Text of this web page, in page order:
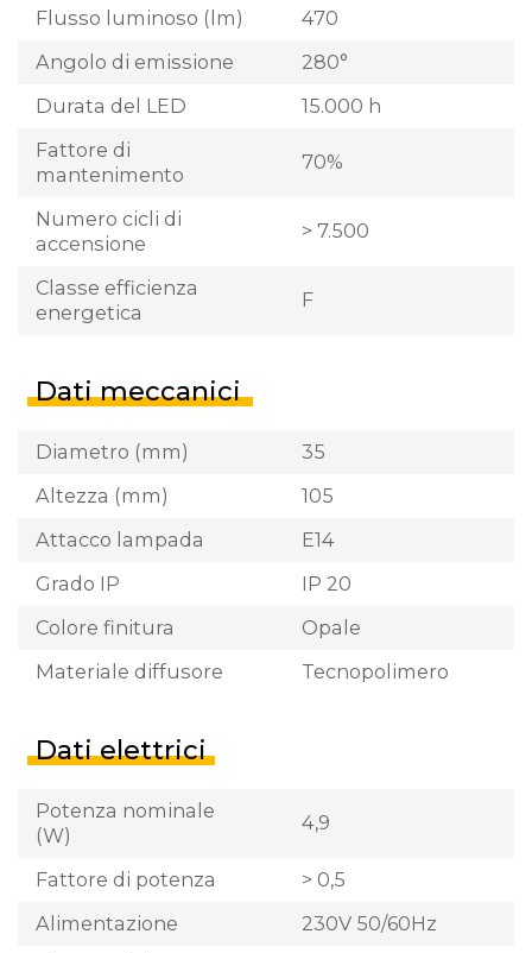
Flusso luminoso (lm)
470
Angolo di emissione
280°
Durata del LED
15.000 h
Fattore di
mantenimento
70%
Numero cicli di
accensione
> 7.500
Classe efficienza
energetica
F
Dati meccanici
Diametro (mm)
35
Altezza (mm)
105
Attacco lampada
E14
Grado IP
IP 20
Colore finitura
Opale
Materiale diffusore
Tecnopolimero
Dati elettrici
Potenza nominale
(W)
4,9
Fattore di potenza
> 0,5
Alimentazione
230V 50/60Hz